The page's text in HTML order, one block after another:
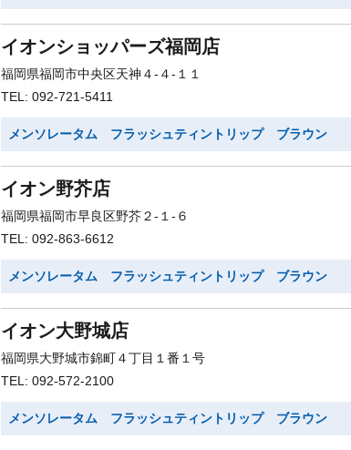
イオンショッパーズ福岡店
福岡県福岡市中央区天神４-４-１１
TEL: 092-721-5411
メンソレータム フラッシュティントリップ ブラウン
イオン野芥店
福岡県福岡市早良区野芥２-１-６
TEL: 092-863-6612
メンソレータム フラッシュティントリップ ブラウン
イオン大野城店
福岡県大野城市錦町４丁目１番１号
TEL: 092-572-2100
メンソレータム フラッシュティントリップ ブラウン